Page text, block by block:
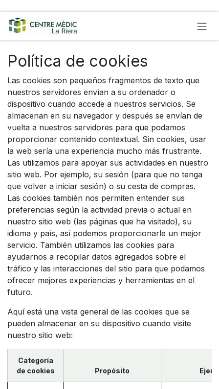
Ir al contenido
Política de cookies
Las cookies son pequeños fragmentos de texto que
nuestros servidores envían a su ordenador o
dispositivo cuando accede a nuestros servicios. Se
almacenan en su navegador y después se envían de
vuelta a nuestros servidores para que podamos
proporcionar contenido contextual. Sin cookies, usar
la web sería una experiencia mucho más frustrante.
Las utilizamos para apoyar sus actividades en nuestro
sitio web. Por ejemplo, su sesión (para que no tenga
que volver a iniciar sesión) o su cesta de compras.
Las cookies también nos permiten entender sus
preferencias según la actividad previa o actual en
nuestro sitio web (las páginas que ha visitado), su
idioma y país, así podemos proporcionarle un mejor
servicio. También utilizamos las cookies para
ayudarnos a recopilar datos agregados sobre el
tráfico y las interacciones del sitio para que podamos
ofrecer mejores experiencias y herramientas en el
futuro.
Aquí está una vista general de las cookies que se
pueden almacenar en su dispositivo cuando visite
nuestro sitio web:
Categoría
de cookies
Propósito